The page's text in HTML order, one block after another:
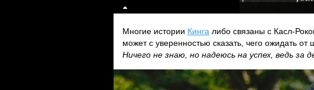
Многие истории Кинга либо связаны с Касл-
может с уверенностью сказать, чего ожидать от
Ничего не знаю, но надеюсь на успех, ведь за